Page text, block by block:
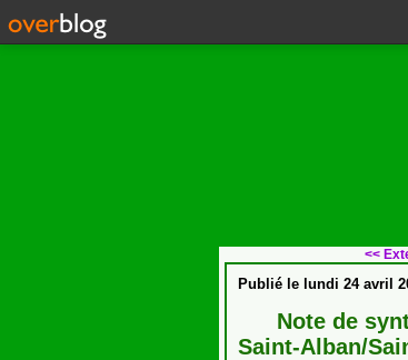
<<
Publié le lundi 24 avril
Note de
Saint-Alban/